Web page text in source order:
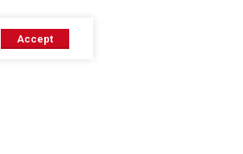
Accept